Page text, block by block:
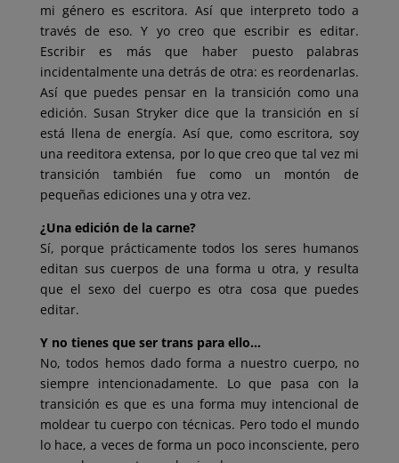
mi género es escritora. Así que interpreto todo a
través de eso. Y yo creo que escribir es editar.
Escribir es más que haber puesto palabras
incidentalmente una detrás de otra: es reordenarlas.
Así que puedes pensar en la transición como una
edición. Susan Stryker dice que la transición en sí
está llena de energía. Así que, como escritora, soy
una reeditora extensa, por lo que creo que tal vez mi
transición también fue como un montón de
pequeñas ediciones una y otra vez.
¿Una edición de la carne?
Sí, porque prácticamente todos los seres humanos
editan sus cuerpos de una forma u otra, y resulta
que el sexo del cuerpo es otra cosa que puedes
editar.
Y no tienes que ser trans para ello…
No, todos hemos dado forma a nuestro cuerpo, no
siempre intencionadamente. Lo que pasa con la
transición es que es una forma muy intencional de
moldear tu cuerpo con técnicas. Pero todo el mundo
lo hace, a veces de forma un poco inconsciente, pero